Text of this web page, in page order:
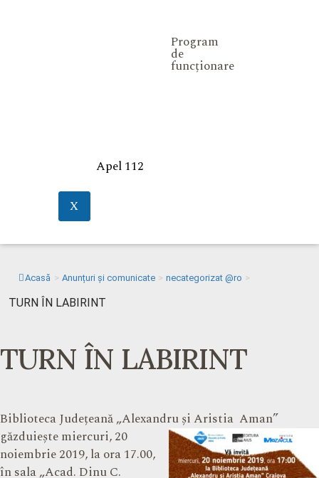
Program
de
funcționare
Apel 112
X
Acasă > Anunțuri și comunicate > necategorizat @ro >
TURN ÎN LABIRINT
TURN ÎN LABIRINT
Biblioteca Județeană „Alexandru și Aristia Aman”
găzduiește miercuri, 20
noiembrie 2019, la ora 17.00,
în sala „Acad. Dinu C.